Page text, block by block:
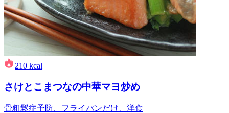
210 kcal
さけとこまつなの中華マヨ炒め
骨粗鬆症予防、フライパンだけ、洋食